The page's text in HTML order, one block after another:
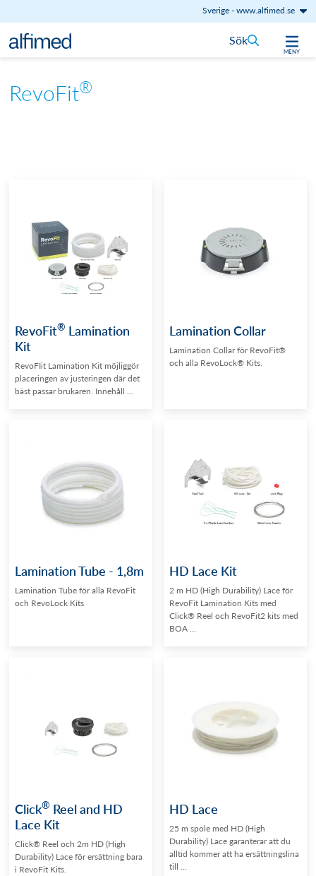
Sverige-www.alfimed.se
Hoppa till innehåll
MENY
Sök
RevoFit®
RevoFit® Lamination
Kit
RevoFIit Lamination Kit möjliggör
placeringen av justeringen där det
bäst passar brukaren. Innehåll ...
Lamination Collar
Lamination Collar för RevoFit®
och alla RevoLock® Kits.
Lamination Tube - 1,8m
Lamination Tube för alla RevoFit
och RevoLock Kits
HD Lace Kit
2 m HD (High Durability) Lace för
RevoFit Lamination Kits med
Click® Reel och RevoFit2 kits med
BOA ...
Click® Reel and HD
Lace Kit
Click® Reel och 2m HD (High
Durability) Lace för ersättning bara
i RevoFit Kits.
HD Lace
25 m spole med HD (High
Durability) Lace garanterar att du
alltid kommer att ha ersättningslina
till ...